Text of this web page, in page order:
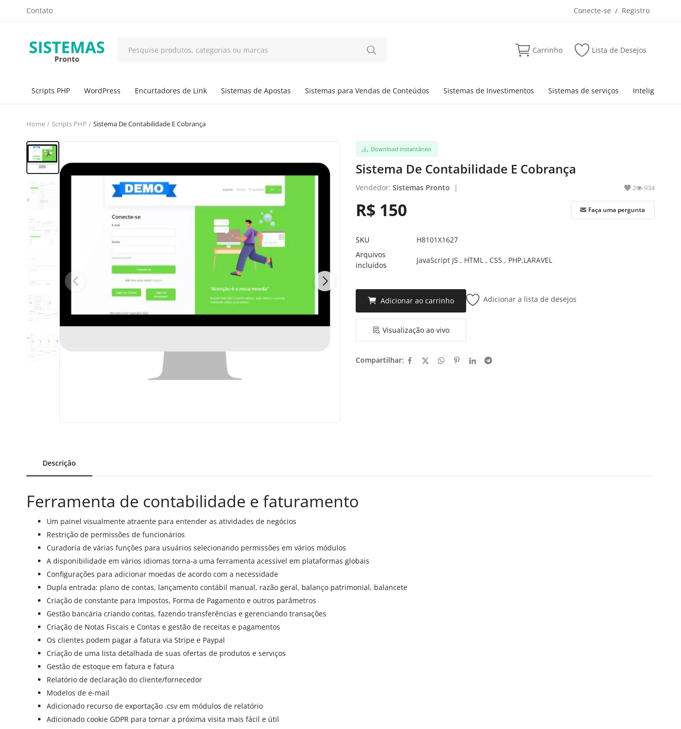
Contato Conecte-se / Registro
Carrinho Lista de Desejos
Scripts PHP WordPress Encurtadores de Link Sistemas de Apostas Sistemas para Vendas de Conteúdos Sistemas de Investimentos Sistemas de serviços Inteligência
Home Scripts PHP Sistema De Contabilidade E Cobrança
Download instantâneo
Sistema De Contabilidade E Cobrança
Vendedor:Sistemas Pronto | 2 934
R$ 150 Faça uma pergunta
SKU
H8101X1627
Arquivos
incluídos
JavaScript JS , HTML , CSS , PHP,LARAVEL
Adicionar ao carrinho Adicionar a lista de desejos
Visualização ao vivo
Compartilhar:
Descrição
Ferramenta de contabilidade e faturamento
Um painel visualmente atraente para entender as atividades de negócios
Restrição de permissões de funcionários
Curadoria de várias funções para usuários selecionando permissões em vários módulos
A disponibilidade em vários idiomas torna-a uma ferramenta acessível em plataformas globais
Configurações para adicionar moedas de acordo com a necessidade
Dupla entrada: plano de contas, lançamento contábil manual, razão geral, balanço patrimonial, balancete
Criação de constante para Impostos, Forma de Pagamento e outros parâmetros
Gestão bancária criando contas, fazendo transferências e gerenciando transações
Criação de Notas Fiscais e Contas e gestão de receitas e pagamentos
Os clientes podem pagar a fatura via Stripe e Paypal
Criação de uma lista detalhada de suas ofertas de produtos e serviços
Gestão de estoque em fatura e fatura
Relatório de declaração do cliente/fornecedor
Modelos de e-mail
Adicionado recurso de exportação .csv em módulos de relatório
Adicionado cookie GDPR para tornar a próxima visita mais fácil e útil